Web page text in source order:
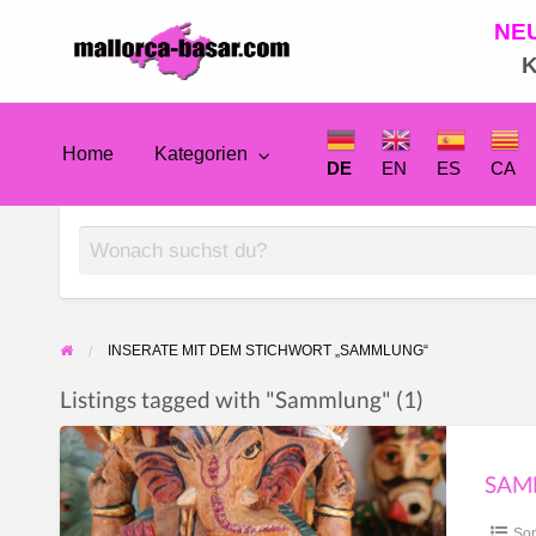
Home Kategorien
DE EN ES CA
INSERATE MIT DEM STICHWORT „SAMMLUNG“
Listings tagged with "Sammlung" (1)
Sammelaufgabe
Handbemalte
indische